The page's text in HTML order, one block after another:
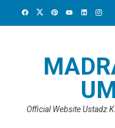
Official Website Ustadz